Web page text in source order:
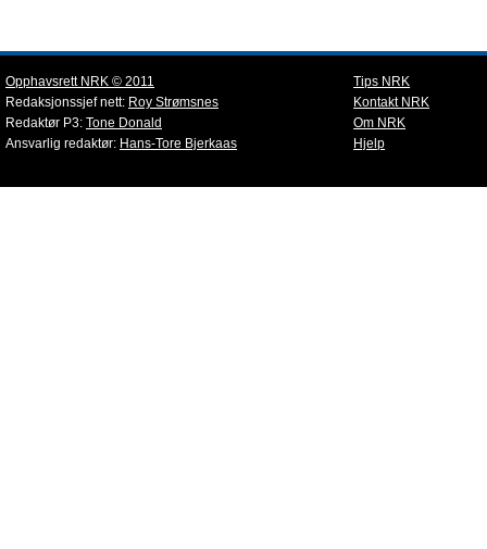
Opphavsrett NRK © 2011
Redaksjonssjef nett: Roy Strømsnes
Redaktør P3: Tone Donald
Ansvarlig redaktør: Hans-Tore Bjerkaas
Tips NRK
Kontakt NRK
Om NRK
Hjelp